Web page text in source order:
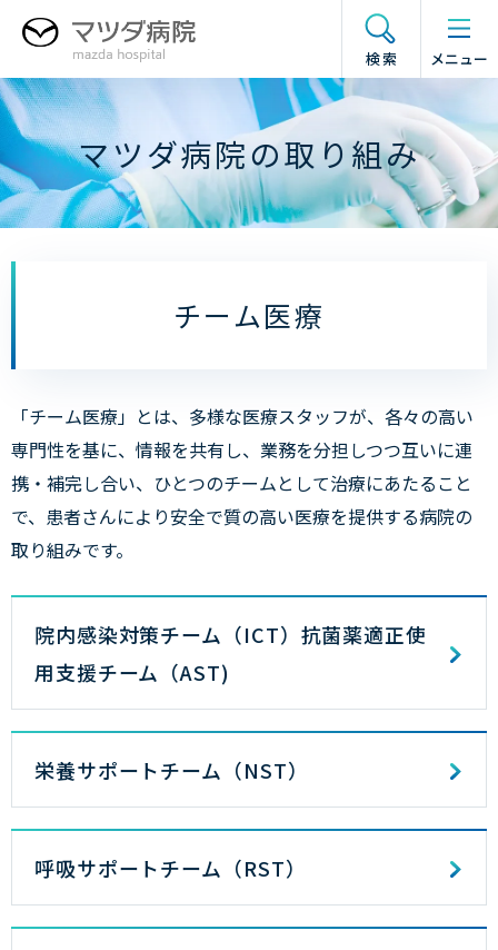
バ
ル
ビ
ゲ
ー
シ
ー
へ
検索
ー
メ
ュ
ー
の
開
メニュー
マツダ病院の取り組み
チーム医療
「チーム医療」とは、多様な医療スタッフが、各々の高い
専門性を基に、情報を共有し、業務を分担しつつ互いに連
携・補完し合い、ひとつのチームとして治療にあたること
で、患者さんにより安全で質の高い医療を提供する病院の
取り組みです。
院内感染対策チーム（ICT）抗菌薬適正使
用支援チーム（AST)
栄養サポートチーム（NST）
呼吸サポートチーム（RST）